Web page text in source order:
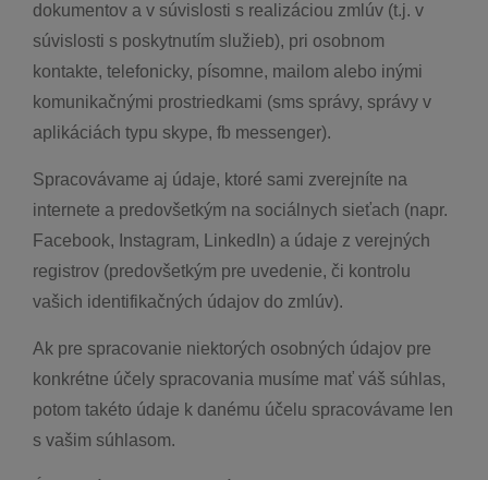
dokumentov a v súvislosti s realizáciou zmlúv (t.j. v
súvislosti s poskytnutím služieb), pri osobnom
kontakte, telefonicky, písomne, mailom alebo inými
komunikačnými prostriedkami (sms správy, správy v
aplikáciách typu skype, fb messenger).
Spracovávame aj údaje, ktoré sami zverejníte na
internete a predovšetkým na sociálnych sieťach (napr.
Facebook, Instagram, LinkedIn) a údaje z verejných
registrov (predovšetkým pre uvedenie, či kontrolu
vašich identifikačných údajov do zmlúv).
Ak pre spracovanie niektorých osobných údajov pre
konkrétne účely spracovania musíme mať váš súhlas,
potom takéto údaje k danému účelu spracovávame len
s vašim súhlasom.